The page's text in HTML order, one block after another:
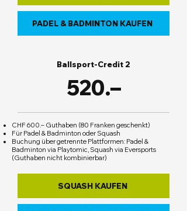
PADEL & BADMINTON KAUFEN
Ballsport-Credit 2
520.–
CHF 600.– Guthaben (80 Franken geschenkt)
Für Padel & Badminton oder Squash
Buchung über getrennte Plattformen: Padel &
Badminton via Playtomic, Squash via Eversports
(Guthaben nicht kombinierbar)
SQUASH KAUFEN